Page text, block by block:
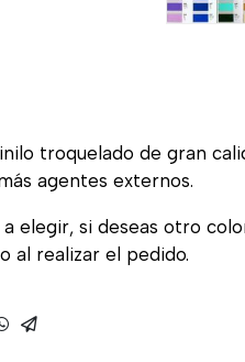
troquelado de gran
agentes externos.
elegir, si deseas otro
al realizar el pedido.